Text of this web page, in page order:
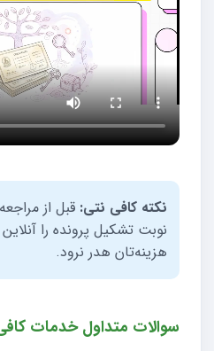
نکته کافی نتی: قبل از
نوبت تشکیل پرونده را
هزینه‌تان هدر نرود.
سوالات متداول خدمات